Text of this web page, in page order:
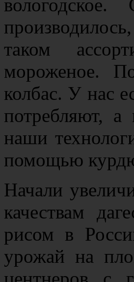
таком
мороженое.
колбас. У нас
потребляют,
наши
помощью
Начали
качествам
рисом в
урожай на